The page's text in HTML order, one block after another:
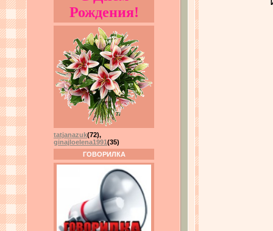
Рождения!
tatjanazuk(72),
ginajloelena1991 (35)
ГОВОРИЛКА